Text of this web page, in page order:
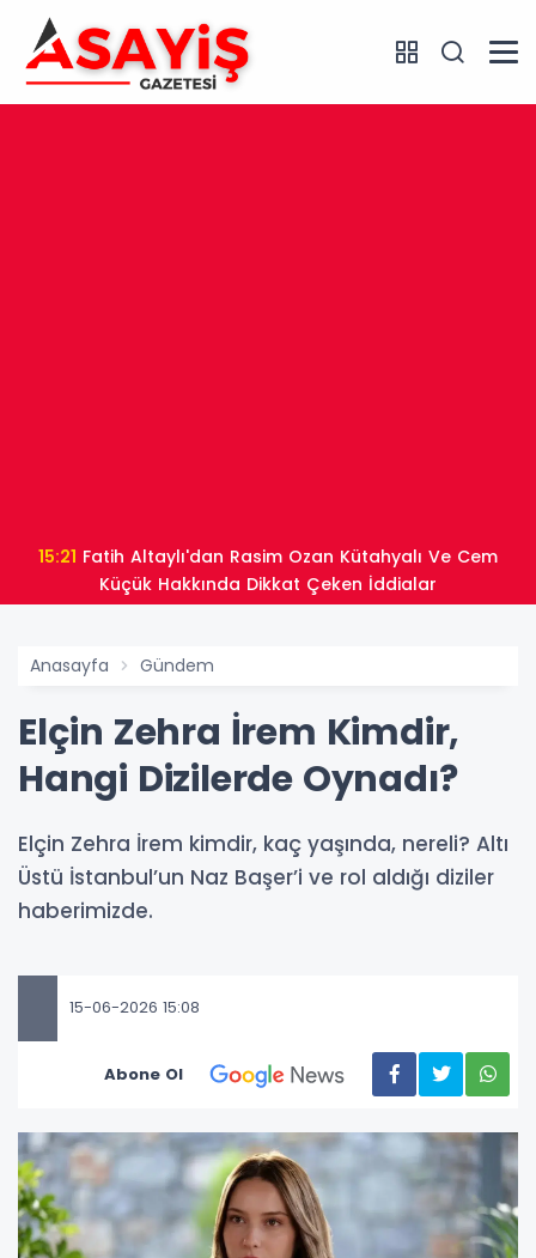
15:21
Küçük Hakkında Dikkat Çeken İddialar
Anasayfa Gündem
Elçin Zehra İrem Kimdir,
Hangi Dizilerde Oynadı?
Elçin Zehra İrem kimdir, kaç yaşında, nereli? Altı
Üstü İstanbul’un Naz Başer’i ve rol aldığı diziler
haberimizde.
15-06-2026 15:08
Abone Ol